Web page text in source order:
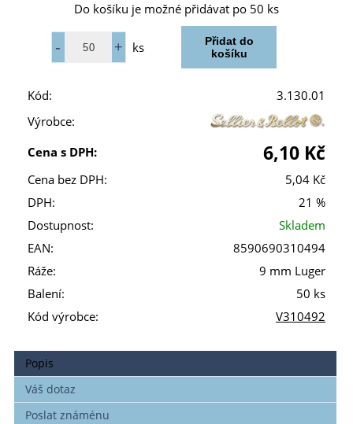
Do košíku je možné přidávat po 50 ks
ks
Kód:
3.130.01
Výrobce:
Cena s DPH:
6,10 Kč
Cena bez DPH:
5,04 Kč
DPH:
21 %
Dostupnost:
Skladem
EAN:
8590690310494
Ráže:
9 mm Luger
Balení:
50 ks
Kód výrobce:
V310492
Popis
Váš dotaz
Poslat známénu